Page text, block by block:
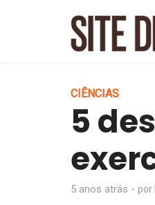
CIÊNCIAS
5
5 anos atrás por